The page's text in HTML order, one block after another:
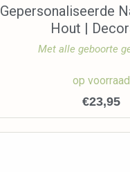
Gepersonaliseerde
Hout |
Met alle geboorte
op voorraad
€23,95